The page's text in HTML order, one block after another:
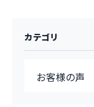
カテゴリ